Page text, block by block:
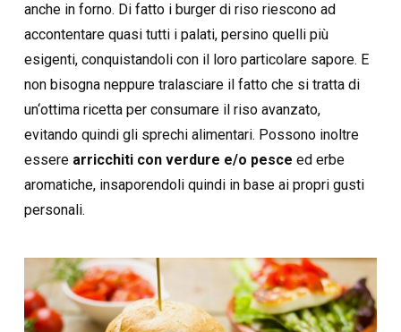
anche in forno. Di fatto i burger di riso riescono ad
accontentare quasi tutti i palati, persino quelli più
esigenti, conquistandoli con il loro particolare sapore. E
non bisogna neppure tralasciare il fatto che si tratta di
un‘ottima ricetta per consumare il riso avanzato,
evitando quindi gli sprechi alimentari. Possono inoltre
essere arricchiti con verdure e/o pesce ed erbe
aromatiche, insaporendoli quindi in base ai propri gusti
personali.